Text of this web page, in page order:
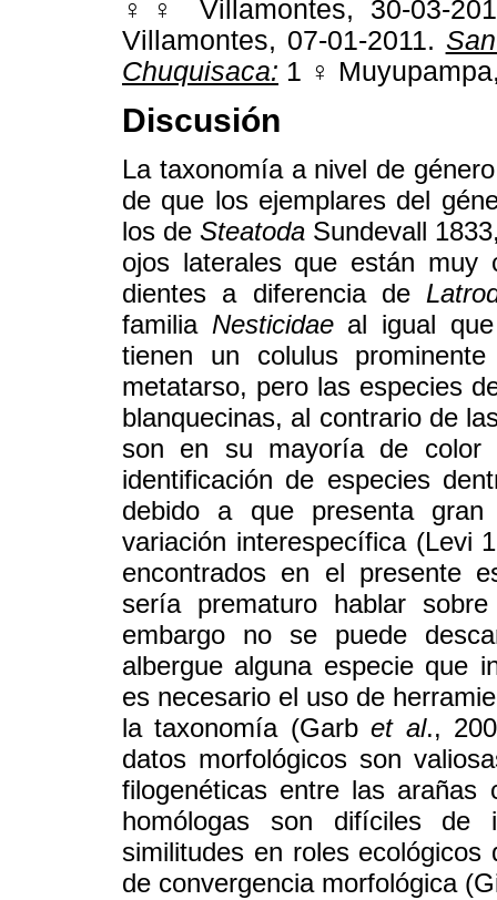
♀♀ Villamontes, 30-03-
Villamontes, 07-01-2011.
Chuquisaca: 1 ♀
Discusión
La taxonomía a nivel de
de que los ejemplares del
los deSteatoda Sundevall
ojos laterales que están
dientes a diferencia de
familia Nesticidaeal igual que
tienen un colulus
metatarso, pero las especies
blanquecinas, al contrario de
son en su mayoría de color
identificación de especies
debido a que presenta gran
variación interespecífica (Levi
encontrados en el presente
sería prematuro hablar
embargo no se puede
albergue alguna especie que
es necesario el uso de
la taxonomía (Garbet al.,
datos morfológicos son
filogenéticas entre las arañas
homólogas son difíciles de
similitudes en roles
de convergencia morfológica